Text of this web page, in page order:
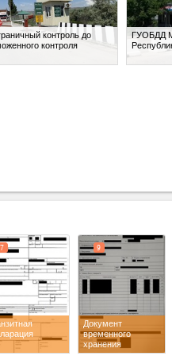
контроль до
контроля
ГУОБДД
7
Документ
временного
хранения
9